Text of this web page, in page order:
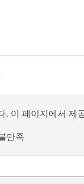
이 페이지에서 제
만족